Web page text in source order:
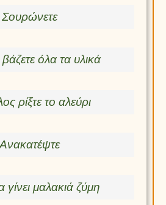
Σουρώνετε
όλα τα υλικά
ρίξτε το αλεύρι
Ανακατέψτε
γίνει μαλακιά ζύμη